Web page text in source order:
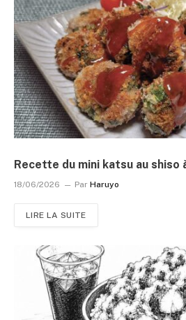
Recette du mini katsu au shiso
18/06/2026 Par Haruyo
LIRE LA SUITE